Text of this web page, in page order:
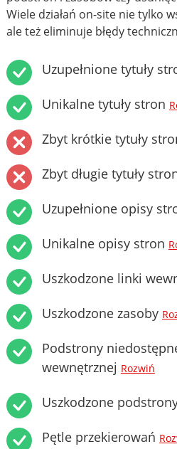
Wiele działań on-site nie tylko
ale też eliminuje błędy
Uzupełnione tytuły
Unikalne tytuły stron
Zbyt krótkie tytuły
Zbyt długie tytuły
Uzupełnione opisy
Unikalne opisy stron
Uszkodzone linki
Uszkodzone zasoby
Podstrony
wewnętrznej Rozwiń
Uszkodzone
Pętle przekierowań